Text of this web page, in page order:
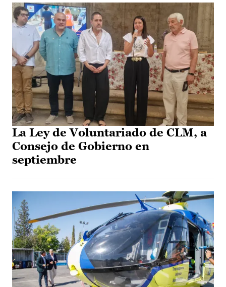
La Ley de Voluntariado de CLM, a
Consejo de Gobierno en
septiembre